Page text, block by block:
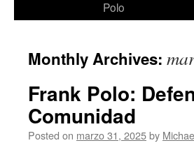
Polo
Monthly Archives:
Frank Polo:
Comunidad
Posted on marzo 31, 2025by